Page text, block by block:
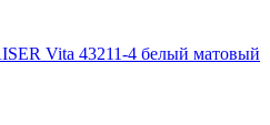
Vita 43211-4 белый матовый